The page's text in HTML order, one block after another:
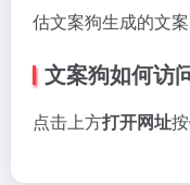
估文案狗生成的文
文案狗如何访
点击上方打开网址